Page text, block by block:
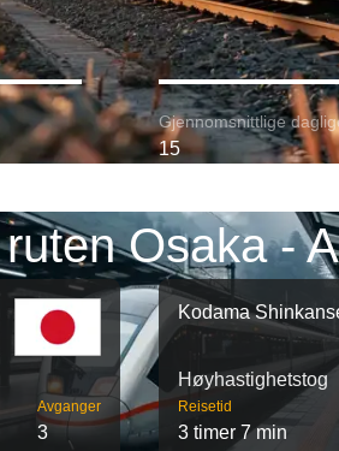
Gjennomsnittlige
15
Osaka -
Avganger
3
Kodama
Høyhastighetstog
Reisetid
3 timer 7 min